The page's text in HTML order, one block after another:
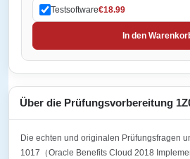
Testsoftware€18.99
In den
Über die Prüfungsvorbereitung
Die echten und originalen Prüfungsfragen
1017（Oracle Benefits Cloud 2018